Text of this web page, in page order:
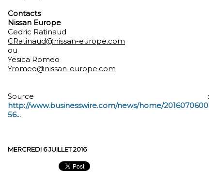
Contacts
Nissan Europe
Cedric Ratinaud
CRatinaud@nissan-europe.com
ou
Yesica Romeo
Yromeo@nissan-europe.com
Source :
http://www.businesswire.com/news/home/2016070600
56...
MERCREDI 6 JUILLET 2016